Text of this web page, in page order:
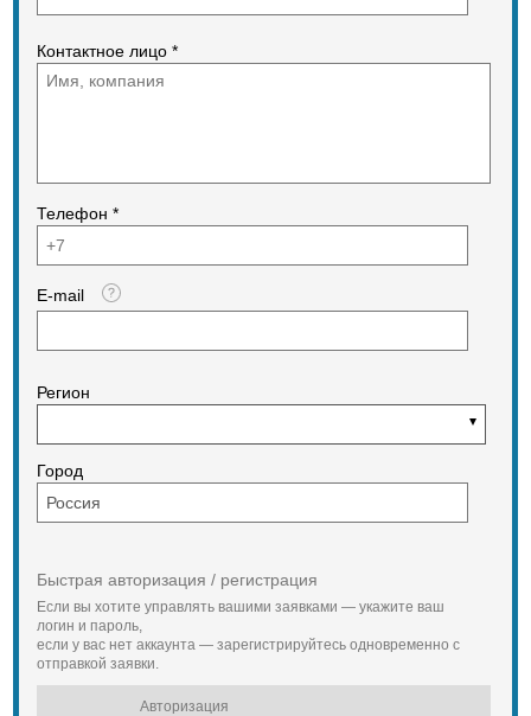
Контактное лицо *
Телефон *
E-mail
Регион
Город
Быстрая авторизация / регистрация
Если вы хотите управлять вашими заявками — укажите ваш
логин и пароль,
если у вас нет аккаунта — зарегистрируйтесь одновременно с
отправкой заявки.
Авторизация